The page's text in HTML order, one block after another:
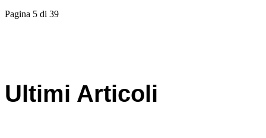
Pagina 5 di 39
Ultimi Articoli